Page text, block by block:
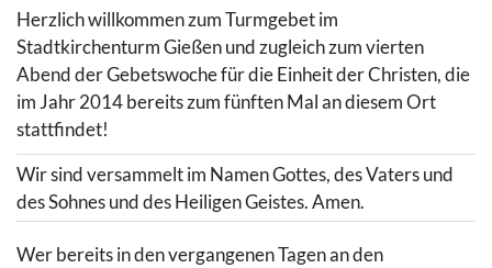
Herzlich willkommen zum Turmgebet im
Stadtkirchenturm Gießen und zugleich zum vierten
Abend der Gebetswoche für die Einheit der Christen, die
im Jahr 2014 bereits zum fünften Mal an diesem Ort
stattfindet!
Wir sind versammelt im Namen Gottes, des Vaters und
des Sohnes und des Heiligen Geistes. Amen.
Wer bereits in den vergangenen Tagen an den